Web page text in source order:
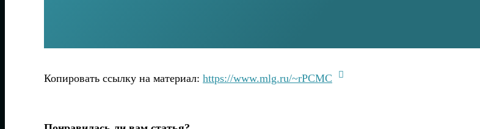
Копировать ссылку на материал: https://www.mlg.ru/~rPCMC